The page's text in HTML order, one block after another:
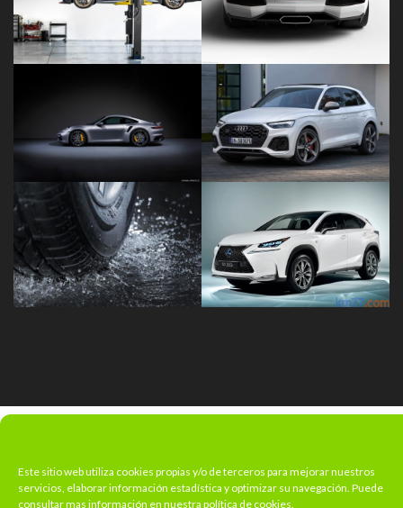
Este sitio web utiliza cookies propias y/o de terceros para mejorar nuestros
servicios, elaborar información estadística y optimizar su navegación. Puede
consultar mas información en nuestra política de cookies.